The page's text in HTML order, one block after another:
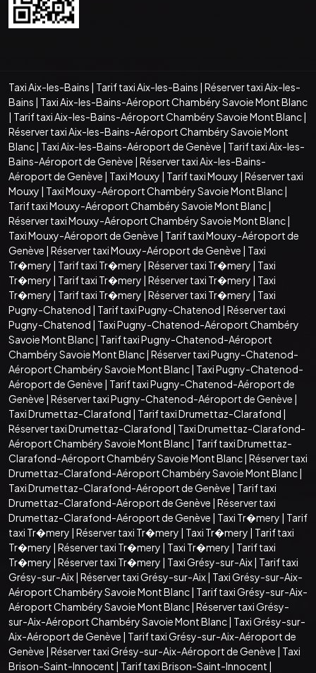
Taxi Aix-les-Bains | Tarif taxi Aix-les-Bains | Réserver taxi Aix-les-
Bains | Taxi Aix-les-Bains-Aéroport Chambéry Savoie Mont Blanc
| Tarif taxi Aix-les-Bains-Aéroport Chambéry Savoie Mont Blanc|
Réserver taxi Aix-les-Bains-Aéroport Chambéry Savoie Mont
Blanc| Taxi Aix-les-Bains-Aéroport de Genève | Tarif taxi Aix-les-
Bains-Aéroport de Genève | Réserver taxi Aix-les-Bains-
Aéroport de Genève | Taxi Mouxy | Tarif taxi Mouxy | Réserver taxi
Mouxy | Taxi Mouxy-Aéroport Chambéry Savoie Mont Blanc|
Tarif taxi Mouxy-Aéroport Chambéry Savoie Mont Blanc|
Réserver taxi Mouxy-Aéroport Chambéry Savoie Mont Blanc|
Taxi Mouxy-Aéroport de Genève | Tarif taxi Mouxy-Aéroport de
Genève | Réserver taxi Mouxy-Aéroport de Genève | Taxi
Tr�mery | Tarif taxi Tr�mery | Réserver taxi Tr�mery | Taxi
Tr�mery | Tarif taxi Tr�mery | Réserver taxi Tr�mery | Taxi
Tr�mery | Tarif taxi Tr�mery | Réserver taxi Tr�mery | Taxi
Pugny-Chatenod | Tarif taxi Pugny-Chatenod | Réserver taxi
Pugny-Chatenod | Taxi Pugny-Chatenod-Aéroport Chambéry
Savoie Mont Blanc| Tarif taxi Pugny-Chatenod-Aéroport
Chambéry Savoie Mont Blanc| Réserver taxi Pugny-Chatenod-
Aéroport Chambéry Savoie Mont Blanc| Taxi Pugny-Chatenod-
Aéroport de Genève | Tarif taxi Pugny-Chatenod-Aéroport de
Genève | Réserver taxi Pugny-Chatenod-Aéroport de Genève |
Taxi Drumettaz-Clarafond | Tarif taxi Drumettaz-Clarafond |
Réserver taxi Drumettaz-Clarafond | Taxi Drumettaz-Clarafond-
Aéroport Chambéry Savoie Mont Blanc| Tarif taxi Drumettaz-
Clarafond-Aéroport Chambéry Savoie Mont Blanc| Réserver taxi
Drumettaz-Clarafond-Aéroport Chambéry Savoie Mont Blanc|
Taxi Drumettaz-Clarafond-Aéroport de Genève | Tarif taxi
Drumettaz-Clarafond-Aéroport de Genève | Réserver taxi
Drumettaz-Clarafond-Aéroport de Genève | Taxi Tr�mery | Tarif
taxi Tr�mery | Réserver taxi Tr�mery | Taxi Tr�mery | Tarif taxi
Tr�mery | Réserver taxi Tr�mery | Taxi Tr�mery | Tarif taxi
Tr�mery | Réserver taxi Tr�mery | Taxi Grésy-sur-Aix| Tarif taxi
Grésy-sur-Aix| Réserver taxi Grésy-sur-Aix| Taxi Grésy-sur-Aix-
Aéroport Chambéry Savoie Mont Blanc| Tarif taxi Grésy-sur-Aix-
Aéroport Chambéry Savoie Mont Blanc| Réserver taxi Grésy-
sur-Aix-Aéroport Chambéry Savoie Mont Blanc| Taxi Grésy-sur-
Aix-Aéroport de Genève | Tarif taxi Grésy-sur-Aix-Aéroport de
Genève | Réserver taxi Grésy-sur-Aix-Aéroport de Genève | Taxi
Brison-Saint-Innocent | Tarif taxi Brison-Saint-Innocent |